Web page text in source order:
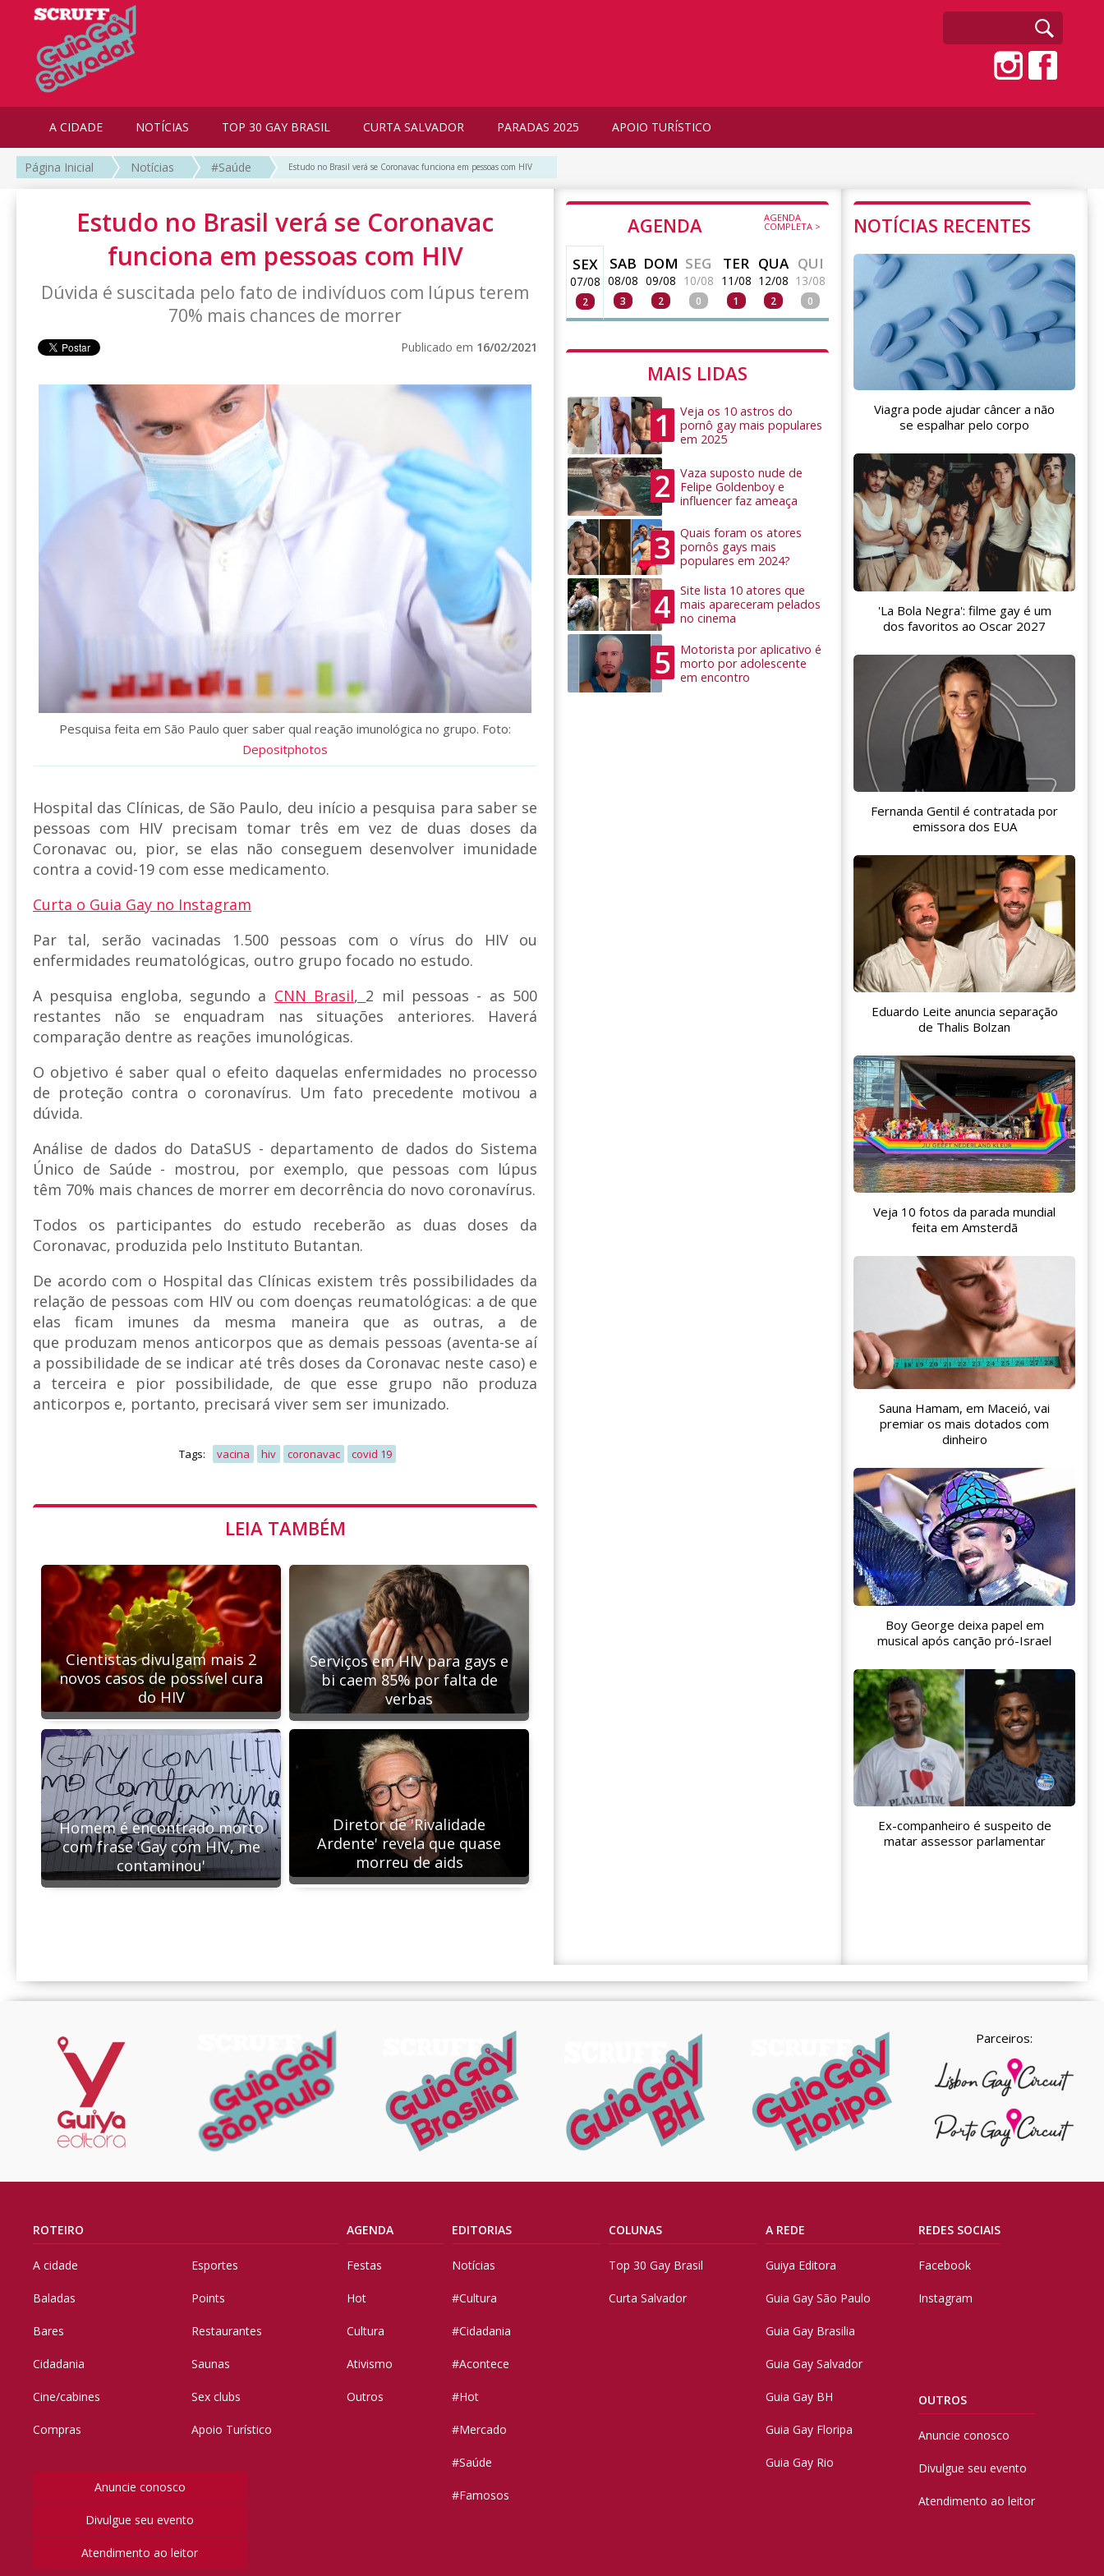
A CIDADE NOTÍCIAS TOP 30 GAY BRASIL CURTA SALVADOR PARADAS 2025 APOIO TURÍSTICO
Página Inicial Notícias #Saúde Estudo no Brasil verá se Coronavac funciona em pessoas com HIV
Estudo no Brasil verá se Coronavac
funciona em pessoas com HIV
Dúvida é suscitada pelo fato de indivíduos com lúpus terem
70% mais chances de morrer
Publicado em 16/02/2021
Pesquisa feita em São Paulo quer saber qual reação imunológica no grupo. Foto:
Depositphotos
Hospital das Clínicas, de São Paulo, deu início a pesquisa para saber se
pessoas com HIV precisam tomar três em vez de duas doses da
Coronavac ou, pior, se elas não conseguem desenvolver imunidade
contra a covid-19 com esse medicamento.
Curta o Guia Gay no Instagram
Par tal, serão vacinadas 1.500 pessoas com o vírus do HIV ou
enfermidades reumatológicas, outro grupo focado no estudo.
A pesquisa engloba, segundo a CNN Brasil, 2 mil pessoas - as 500
restantes não se enquadram nas situações anteriores. Haverá
comparação dentre as reações imunológicas.
O objetivo é saber qual o efeito daquelas enfermidades no processo
de proteção contra o coronavírus. Um fato precedente motivou a
dúvida.
Análise de dados do DataSUS - departamento de dados do Sistema
Único de Saúde - mostrou, por exemplo, que pessoas com lúpus
têm 70% mais chances de morrer em decorrência do novo coronavírus.
Todos os participantes do estudo receberão as duas doses da
Coronavac, produzida pelo Instituto Butantan.
De acordo com o Hospital das Clínicas existem três possibilidades da
relação de pessoas com HIV ou com doenças reumatológicas: a de que
elas ficam imunes da mesma maneira que as outras, a de
que produzam menos anticorpos que as demais pessoas (aventa-se aí
a possibilidade de se indicar até três doses da Coronavac neste caso) e
a terceira e pior possibilidade, de que esse grupo não produza
anticorpos e, portanto, precisará viver sem ser imunizado.
Tags: vacina hiv coronavac covid 19
LEIA TAMBÉM
Cientistas divulgam mais 2
novos casos de possível cura
do HIV
Serviços em HIV para gays e
bi caem 85% por falta de
verbas
Homem é encontrado morto
com frase 'Gay com HIV, me
contaminou'
Diretor de 'Rivalidade
Ardente' revela que quase
morreu de aids
AGENDA AGENDA
COMPLETA >
SEX
07/08
2
SAB
08/08
3
DOM
09/08
2
SEG
10/08
0
TER
11/08
1
QUA
12/08
2
QUI
13/08
0
MAIS LIDAS
1
Veja os 10 astros do
pornô gay mais populares
em 2025
2
Vaza suposto nude de
Felipe Goldenboy e
influencer faz ameaça
3
Quais foram os atores
pornôs gays mais
populares em 2024?
4
Site lista 10 atores que
mais apareceram pelados
no cinema
5
Motorista por aplicativo é
morto por adolescente
em encontro
NOTÍCIAS RECENTES
Viagra pode ajudar câncer a não
se espalhar pelo corpo
'La Bola Negra': filme gay é um
dos favoritos ao Oscar 2027
Fernanda Gentil é contratada por
emissora dos EUA
Eduardo Leite anuncia separação
de Thalis Bolzan
Veja 10 fotos da parada mundial
feita em Amsterdã
Sauna Hamam, em Maceió, vai
premiar os mais dotados com
dinheiro
Boy George deixa papel em
musical após canção pró-Israel
Ex-companheiro é suspeito de
matar assessor parlamentar
Parceiros:
ROTEIRO
A cidade
Baladas
Bares
Cidadania
Cine/cabines
Compras
Esportes
Points
Restaurantes
Saunas
Sex clubs
Apoio Turístico
Anuncie conosco
Divulgue seu evento
Atendimento ao leitor
AGENDA
Festas
Hot
Cultura
Ativismo
Outros
EDITORIAS
Notícias
#Cultura
#Cidadania
#Acontece
#Hot
#Mercado
#Saúde
#Famosos
COLUNAS
Top 30 Gay Brasil
Curta Salvador
A REDE
Guiya Editora
Guia Gay São Paulo
Guia Gay Brasilia
Guia Gay Salvador
Guia Gay BH
Guia Gay Floripa
Guia Gay Rio
REDES SOCIAIS
Facebook
Instagram
OUTROS
Anuncie conosco
Divulgue seu evento
Atendimento ao leitor